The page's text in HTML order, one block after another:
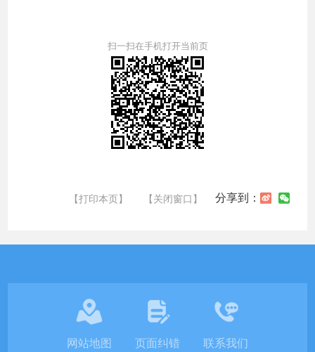
扫一扫在手机打开当前页
【打印本页】 【关闭窗口】 分享到：
网站地图 页面纠错 联系我们